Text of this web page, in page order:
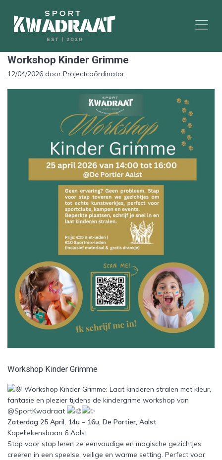
Workshop Kinder Grimme
Geplaatst
12/04/2026 door Projectcoördinator
Workshop Kinder Grimme
Workshop Kinder Grimme: Laat kinderen stralen met kleur,
fantasie en plezier tijdens de kindergrime workshop van
@SportKwadraat
Zaterdag 25 April, 14u – 16u, De Portier, Aalst
Kapellekensbaan 6 Aalst
Stap voor stap leren ze eenvoudige en magische gezichtjes
creëren in een speelse, veilige en warme setting. Perfect voor